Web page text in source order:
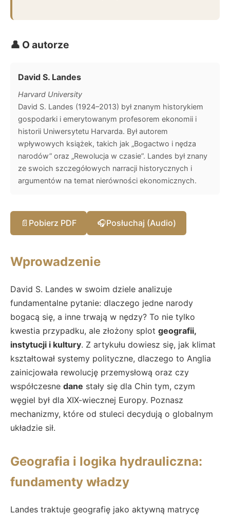
👤 O autorze
David S. Landes
Harvard University
David S. Landes (1924–2013) był znanym historykiem
gospodarki i emerytowanym profesorem ekonomii i
historii Uniwersytetu Harvarda. Był autorem
wpływowych książek, takich jak „Bogactwo i nędza
narodów” oraz „Rewolucja w czasie”. Landes był znany
ze swoich szczegółowych narracji historycznych i
argumentów na temat nierówności ekonomicznych.
📄 Pobierz PDF 🎧Posłuchaj (Audio)
Wprowadzenie
David S. Landes w swoim dziele analizuje
fundamentalne pytanie: dlaczego jedne narody
bogacą się, a inne trwają w nędzy? To nie tylko
kwestia przypadku, ale złożony splot geografii,
instytucji i kultury. Z artykułu dowiesz się, jak klimat
kształtował systemy polityczne, dlaczego to Anglia
zainicjowała rewolucję przemysłową oraz czy
współczesne dane stały się dla Chin tym, czym
węgiel był dla XIX-wiecznej Europy. Poznasz
mechanizmy, które od stuleci decydują o globalnym
układzie sił.
Geografia i logika hydrauliczna:
fundamenty władzy
Landes traktuje geografię jako aktywną matrycę